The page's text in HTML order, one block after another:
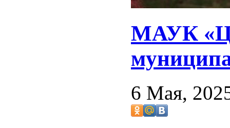
МАУК
6 Мая,